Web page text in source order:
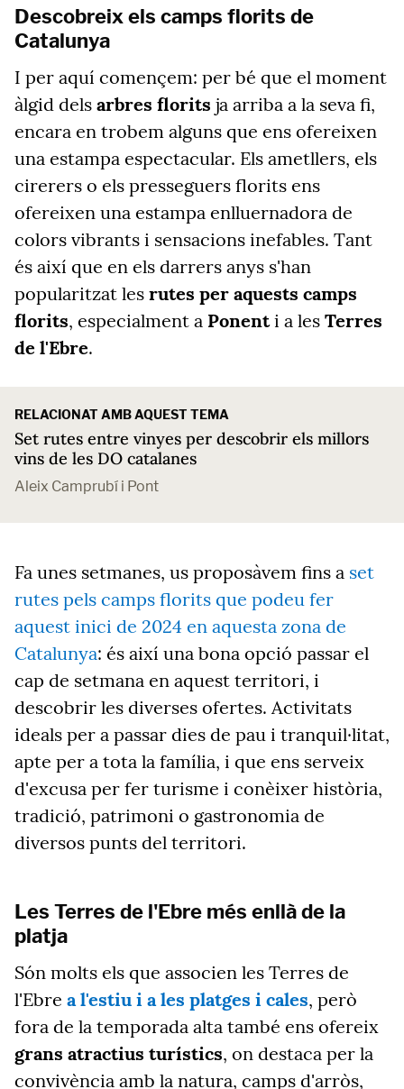
Descobreix els camps florits de
Catalunya
I per aquí començem: per bé que el moment
àlgid dels arbres florits ja arriba a la seva fi,
encara en trobem alguns que ens ofereixen
una estampa espectacular. Els ametllers, els
cirerers o els presseguers florits ens
ofereixen una estampa enlluernadora de
colors vibrants i sensacions inefables. Tant
és així que en els darrers anys s'han
popularitzat les rutes per aquests camps
florits, especialment a Ponenti a les Terres
de l'Ebre.
RELACIONAT AMB AQUEST TEMA
Set rutes entre vinyes per descobrir els millors
vins de les DO catalanes
Aleix Camprubí i Pont
Fa unes setmanes, us proposàvem fins a set
rutes pels camps florits que podeu fer
aquest inici de 2024 en aquesta zona de
Catalunya: és així una bona opció passar el
cap de setmana en aquest territori, i
descobrir les diverses ofertes. Activitats
ideals per a passar dies de pau i tranquil·litat,
apte per a tota la família, i que ens serveix
d'excusa per fer turisme i conèixer història,
tradició, patrimoni o gastronomia de
diversos punts del territori.
Les Terres de l'Ebre més enllà de la
platja
Són molts els que associen les Terres de
l'Ebre a l'estiu i a les platges i cales, però
fora de la temporada alta també ens ofereix
grans atractius turístics, on destaca per la
convivència amb la natura, camps d'arròs,